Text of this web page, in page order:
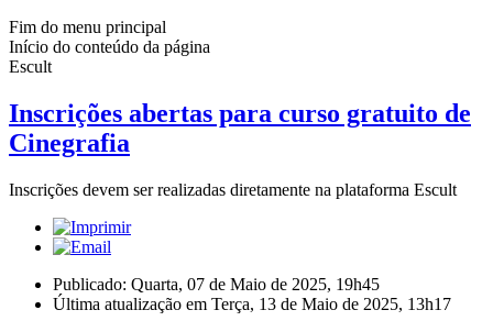
Fim do menu principal
Início do conteúdo da página
Escult
Inscrições abertas para curso gratuito de
Cinegrafia
Inscrições devem ser realizadas diretamente na plataforma Escult
Publicado: Quarta, 07 de Maio de 2025, 19h45
Última atualização em Terça, 13 de Maio de 2025, 13h17